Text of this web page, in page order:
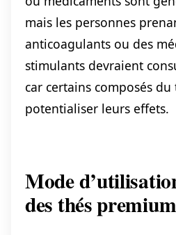
mais les personnes
anticoagulants ou des
stimulants devraient
car certains composés
potentialiser leurs effets.
Mode
des thés premium